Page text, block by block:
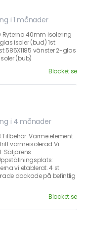
i 1 månader
40mm isolering
glas isoler (bud) 1st
585X1185 vänster 2-glas
(bub)
Blocket.se
i 4 månader
Värme element
värmeisolerad.Vi
Säljarens
vi etablerat. 4 st
dockade på befintlig
Blocket.se